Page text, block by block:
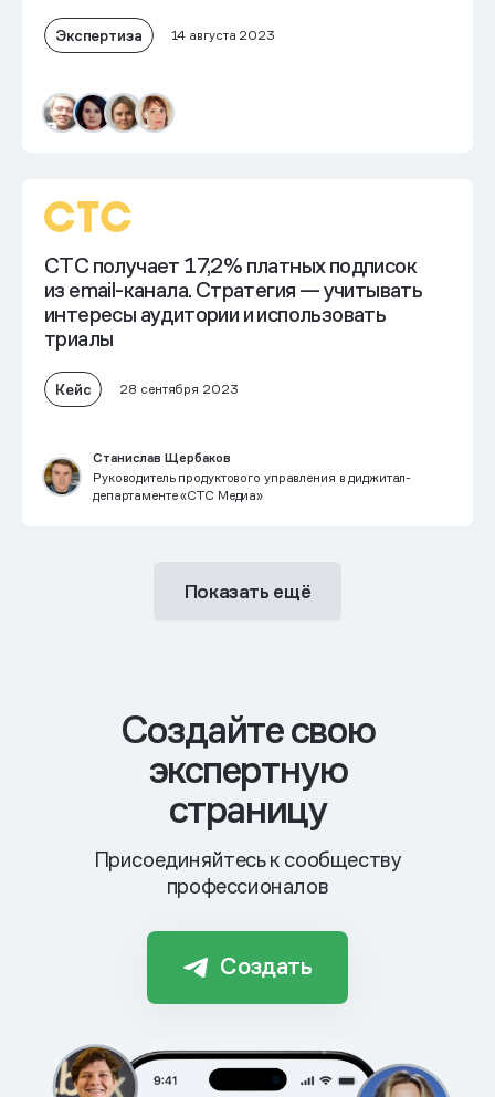
Экспертиза 14 августа 2023
CTC получает 17,2% платных подписок
из email-канала. Стратегия — учитывать
интересы аудитории и использовать
триалы
Кейс 28 сентября 2023
Станислав Щербаков
Руководитель продуктового управления в диджитал-
департаменте «CTC Медиа»
Показать ещё
Cоздайте свою
экспертную
страницу
Присоединяйтесь к сообществу
профессионалов
Создать